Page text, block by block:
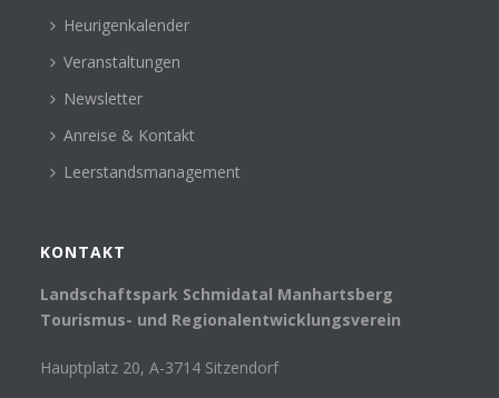
Heurigenkalender
Veranstaltungen
Newsletter
Anreise & Kontakt
Leerstandsmanagement
KONTAKT
Landschaftspark Schmidatal Manhartsberg
Tourismus- und Regionalentwicklungsverein
Hauptplatz 20, A-3714 Sitzendorf